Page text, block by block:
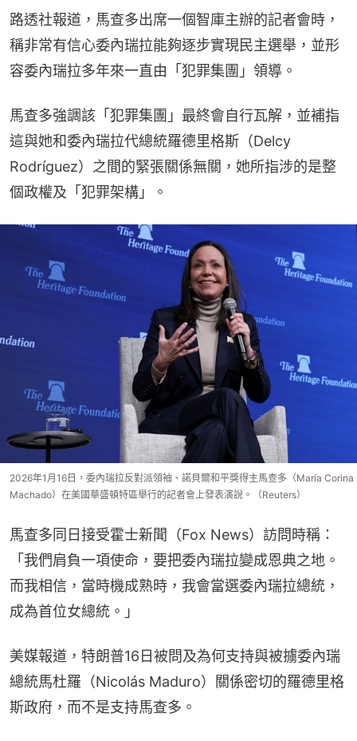
路透社報道，馬查多出席一個智庫主辦的記者會時，
稱非常有信心委內瑞拉能夠逐步實現民主選舉，並形
容委內瑞拉多年來一直由「犯罪集團」領導。
馬查多強調該「犯罪集團」最終會自行瓦解，並補指
這與她和委內瑞拉代總統羅德里格斯（Delcy
Rodríguez）之間的緊張關係無關，她所指涉的是整
個政權及「犯罪架構」。
2026年1月16日，委內瑞拉反對派領袖、諾貝爾和平獎得主馬查多（María Corina
Machado）在美國華盛頓特區舉行的記者會上發表演說。（Reuters）
馬查多同日接受霍士新聞（Fox News）訪問時稱：
「我們肩負一項使命，要把委內瑞拉變成恩典之地。
而我相信，當時機成熟時，我會當選委內瑞拉總統，
成為首位女總統。」
美媒報道，特朗普16日被問及為何支持與被擄委內瑞
總統馬杜羅（Nicolás Maduro）關係密切的羅德里格
斯政府，而不是支持馬查多。